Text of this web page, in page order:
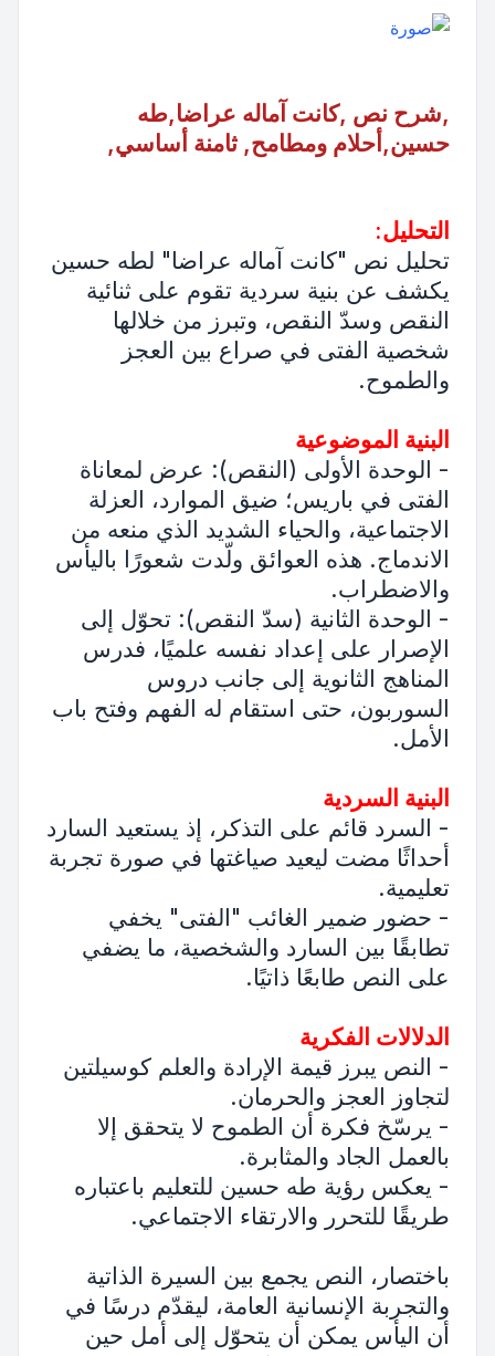
,شرح نص ,كانت آماله عراضا,طه
حسين,أحلام ومطامح, ثامنة أساسي,
التحليل:
تحليل نص "كانت آماله عراضا" لطه حسين
يكشف عن بنية سردية تقوم على ثنائية
النقص وسدّ النقص، وتبرز من خلالها
شخصية الفتى في صراع بين العجز
والطموح.
البنية الموضوعية
- الوحدة الأولى (النقص): عرض لمعاناة
الفتى في باريس؛ ضيق الموارد، العزلة
الاجتماعية، والحياء الشديد الذي منعه من
الاندماج. هذه العوائق ولّدت شعورًا باليأس
والاضطراب.
- الوحدة الثانية (سدّ النقص): تحوّل إلى
الإصرار على إعداد نفسه علميًا، فدرس
المناهج الثانوية إلى جانب دروس
السوربون، حتى استقام له الفهم وفتح باب
الأمل.
البنية السردية
- السرد قائم على التذكر، إذ يستعيد السارد
أحداثًا مضت ليعيد صياغتها في صورة تجربة
تعليمية.
- حضور ضمير الغائب "الفتى" يخفي
تطابقًا بين السارد والشخصية، ما يضفي
على النص طابعًا ذاتيًا.
الدلالات الفكرية
- النص يبرز قيمة الإرادة والعلم كوسيلتين
لتجاوز العجز والحرمان.
- يرسّخ فكرة أن الطموح لا يتحقق إلا
بالعمل الجاد والمثابرة.
- يعكس رؤية طه حسين للتعليم باعتباره
طريقًا للتحرر والارتقاء الاجتماعي.
باختصار، النص يجمع بين السيرة الذاتية
والتجربة الإنسانية العامة، ليقدّم درسًا في
أن اليأس يمكن أن يتحوّل إلى أمل حين